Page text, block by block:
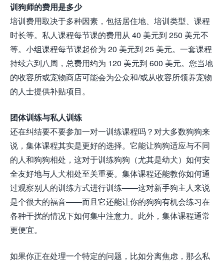
训狗师的费用是多少
培训费用取决于多种因素，包括居住地、培训类型、课程
时长等。私人课程每节课的费用从 40 美元到 250 美元不
等。小组课程每节课起价为 20 美元到 25 美元。一套课程
持续六到八周，总费用约为 120 美元到 600 美元。您当地
的收容所或宠物商店可能会为公众和/或从收容所领养宠物
的人士提供补贴项目。
团体训练与私人训练
还在纠结要不要参加一对一训练课程吗？对大多数狗狗来
说，集体课程其实是更好的选择。它能让狗狗适应与不同
的人和狗狗相处，这对于训练狗狗（尤其是幼犬）如何安
全友好地与人犬相处至关重要。集体课程还能教你如何通
过观察别人的训练方式进行训练——这对新手狗主人来说
是个很大的福音——而且它还能让你的狗狗有机会练习在
各种干扰的情况下如何集中注意力。此外，集体课程通常
更便宜。
如果你正在处理一个特定的问题，比如分离焦虑，那么私